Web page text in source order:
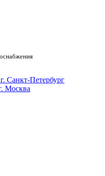
Санкт-Петербург
Москва